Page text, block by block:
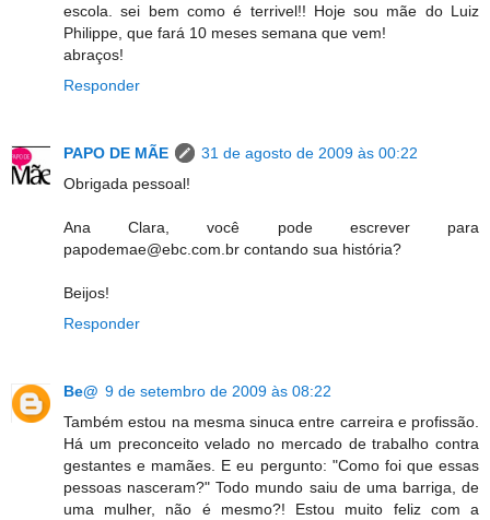
escola. sei bem como é terrivel!! Hoje sou mãe do Luiz
Philippe, que fará 10 meses semana que vem!
abraços!
Responder
PAPO DE MÃE
31 de agosto de 2009 às 00:22
Obrigada pessoal!
Ana Clara, você pode escrever para
papodemae@ebc.com.br contando sua história?
Beijos!
Responder
Be@ 9 de setembro de 2009 às 08:22
Também estou na mesma sinuca entre carreira e profissão.
Há um preconceito velado no mercado de trabalho contra
gestantes e mamães. E eu pergunto: "Como foi que essas
pessoas nasceram?" Todo mundo saiu de uma barriga, de
uma mulher, não é mesmo?! Estou muito feliz com a